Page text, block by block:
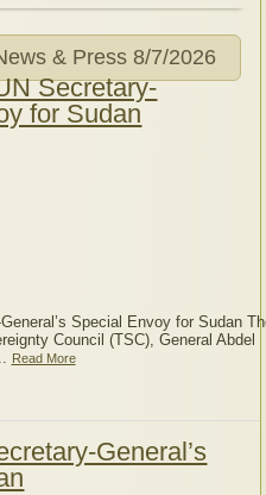
& Press 8/7/2026
Secretary-
for Sudan
Special Envoy for Sudan
Council (TSC), General Abdel
Read More
General’s